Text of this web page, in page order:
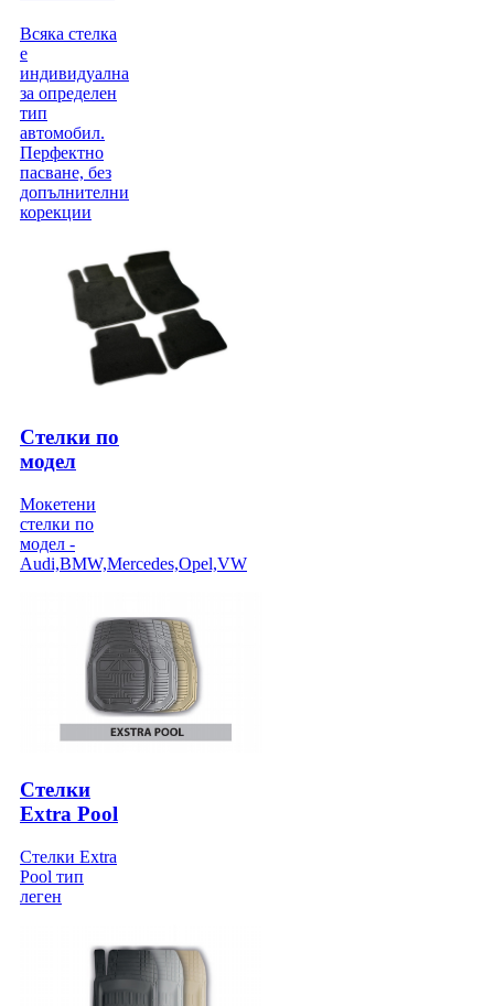
Всяка стелка
е
индивидуална
за определен
тип
автомобил.
Перфектно
пасване, без
допълнителни
корекции
Стелки по
модел
Мокетени
стелки по
модел -
Audi,BMW,Mercedes,Opel,VW
Стелки
Extra Pool
Стелки Extra
Pool тип
леген